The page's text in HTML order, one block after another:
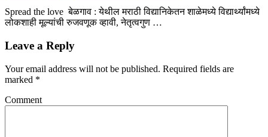
Spread the love बेळगाव : येथील मराठी विद्यानिकेतन शाळेमध्ये विद्यार्थ्यांमध्ये
लोकशाही मूल्यांची रुजवणूक व्हावी, नेतृत्वगुण …
Leave a Reply
Your email address will not be published. Required fields are
marked *
Comment